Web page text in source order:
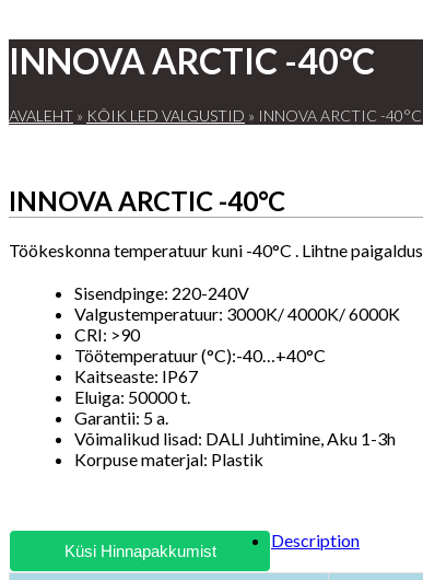
INNOVA ARCTIC -40°C
AVALEHT » KÕIK LED VALGUSTID » INNOVA ARCTIC -40°C
INNOVA ARCTIC -40°C
Töökeskonna temperatuur kuni -40°C . Lihtne paigaldus.
Sisendpinge: 220-240V
Valgustemperatuur: 3000K/ 4000K/ 6000K
CRI: >90
Töötemperatuur (°C):-40…+40°C
Kaitseaste: IP67
Eluiga: 50000 t.
Garantii: 5 a.
Võimalikud lisad: DALI Juhtimine, Aku 1-3h
Korpuse materjal: Plastik
Küsi Hinnapakkumist
Description